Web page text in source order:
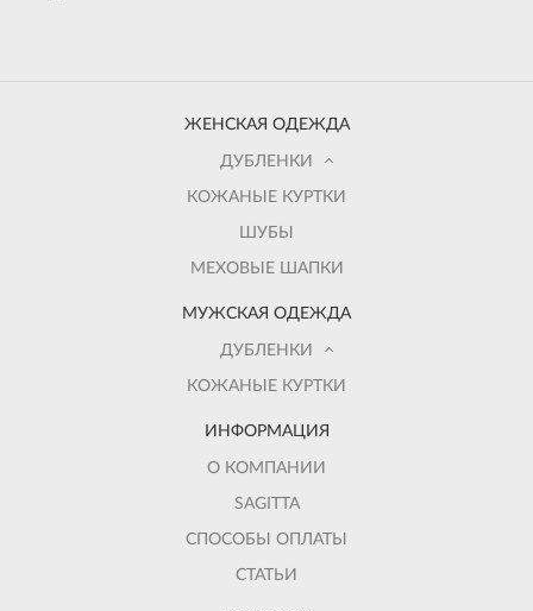
ЖЕНСКАЯ ОДЕЖДА
ДУБЛЕНКИ
КОЖАНЫЕ КУРТКИ
ШУБЫ
МЕХОВЫЕ ШАПКИ
МУЖСКАЯ ОДЕЖДА
ДУБЛЕНКИ
КОЖАНЫЕ КУРТКИ
ИНФОРМАЦИЯ
О КОМПАНИИ
SAGITTA
СПОСОБЫ ОПЛАТЫ
СТАТЬИ